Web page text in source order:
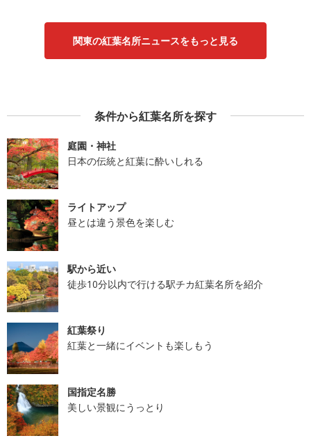
関東の紅葉名所ニュースをもっと見る
条件から紅葉名所を探す
庭園・神社
日本の伝統と紅葉に酔いしれる
ライトアップ
昼とは違う景色を楽しむ
駅から近い
徒歩10分以内で行ける駅チカ紅葉名所を紹介
紅葉祭り
紅葉と一緒にイベントも楽しもう
国指定名勝
美しい景観にうっとり